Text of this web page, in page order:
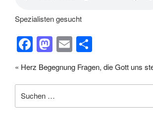
Spezialisten gesucht
F
a
c
e
b
M
a
st
o
d
E
m
ail
eil
e
n
« Herz Begegnung Fragen, die Gott uns
nach: